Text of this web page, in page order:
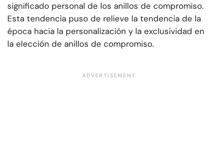
significado personal de los anillos de compromiso.
Esta tendencia puso de relieve la tendencia de la
época hacia la personalización y la exclusividad en
la elección de anillos de compromiso.